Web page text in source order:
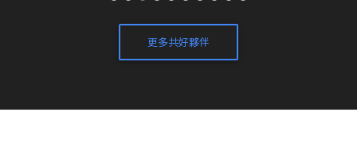
更多共好夥伴